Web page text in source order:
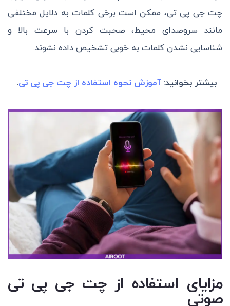
چت جی پی تی، ممکن است برخی کلمات به دلایل مختلفی
مانند سروصدای محیط، صحبت کردن با سرعت بالا و
شناسایی نشدن کلمات به خوبی تشخیص داده نشوند.
بیشتر بخوانید:آموزش نحوه استفاده از چت جی پی تی.
مزایای استفاده از چت جی پی تی
صوتی